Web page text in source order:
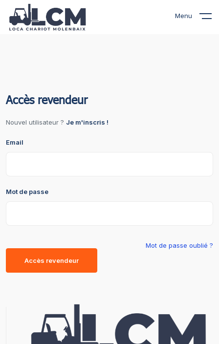
Menu
Accès revendeur
Nouvel utilisateur ? Je m'inscris !
Email
Mot de passe
Mot de passe oublié ?
Accès revendeur